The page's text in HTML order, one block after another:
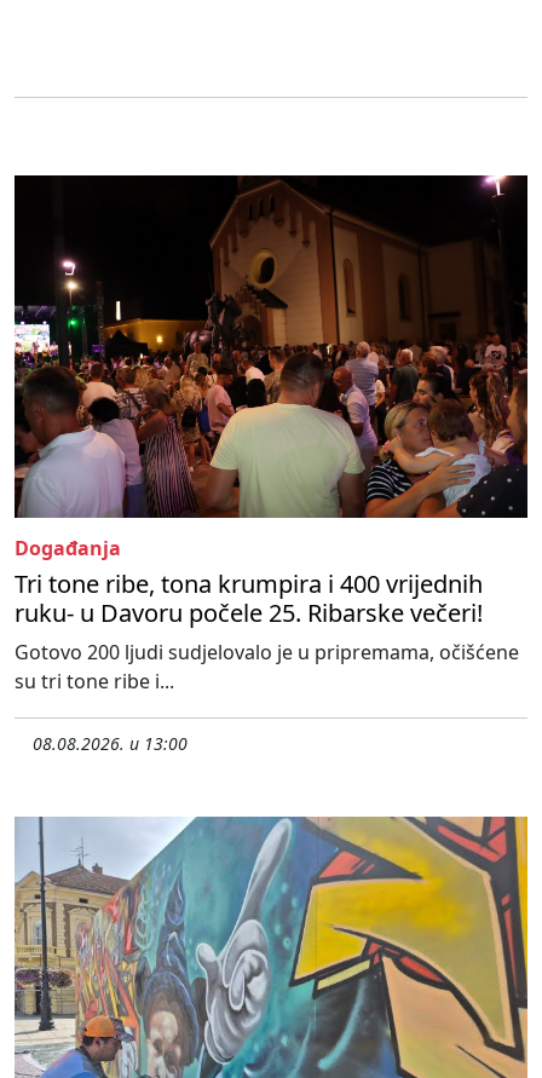
Događanja
Tri tone ribe, tona krumpira i 400 vrijednih
ruku- u Davoru počele 25. Ribarske večeri!
Gotovo 200 ljudi sudjelovalo je u pripremama, očišćene
su tri tone ribe i...
08.08.2026. u 13:00